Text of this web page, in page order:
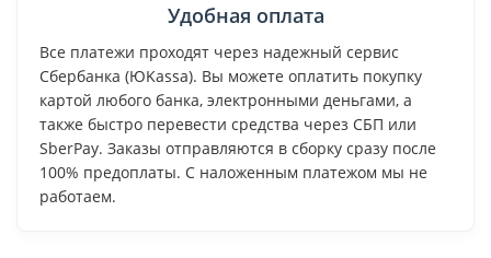
Удобная оплата
Все платежи проходят через надежный сервис
Сбербанка (ЮKassa). Вы можете оплатить покупку
картой любого банка, электронными деньгами, а
также быстро перевести средства через СБП или
SberPay. Заказы отправляются в сборку сразу после
100% предоплаты. С наложенным платежом мы не
работаем.